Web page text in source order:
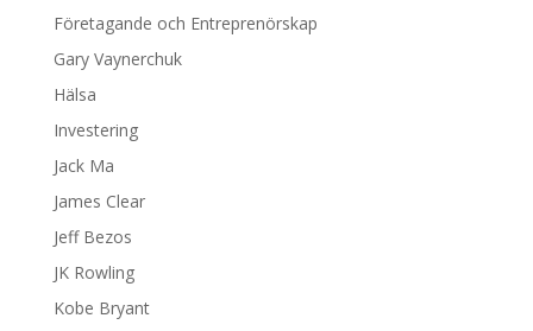
Företagande och Entreprenörskap
Gary Vaynerchuk
Hälsa
Investering
Jack Ma
James Clear
Jeff Bezos
JK Rowling
Kobe Bryant